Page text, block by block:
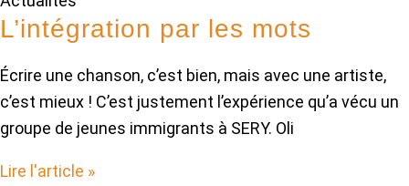
L’intégration par les mots
Écrire une chanson, c’est bien, mais avec une artiste,
c’est mieux ! C’est justement l’expérience qu’a vécu un
groupe de jeunes immigrants à SERY. Oli
Lire l'article »